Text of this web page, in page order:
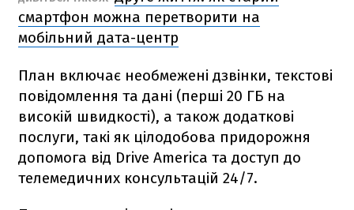
смартфон можна перетворити на
мобільний дата-центр
План включає необмежені дзвінки, текстові
повідомлення та дані (перші 20 ГБ на
високій швидкості), а також додаткові
послуги, такі як цілодобова придорожня
допомога від Drive America та доступ до
телемедичних консультацій 24/7.